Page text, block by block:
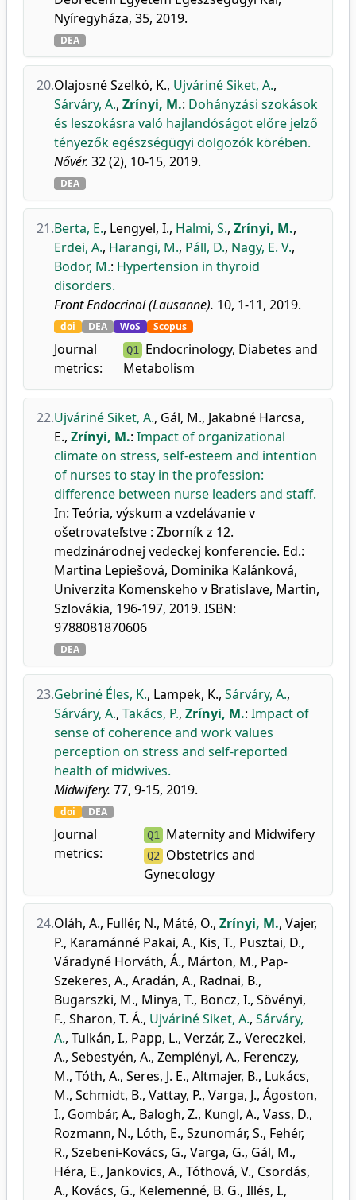
Nyíregyháza, 35, 2019.
DEA
20.Olajosné Szelkó, K., Ujváriné Siket, A.,
Sárváry, A., Zrínyi, M.: Dohányzási szokások
és leszokásra való hajlandóságot előre jelző
tényezők egészségügyi dolgozók körében.
Nővér. 32 (2), 10-15, 2019.
DEA
21.Berta, E., Lengyel, I., Halmi, S., Zrínyi, M.,
Erdei, A., Harangi, M., Páll, D., Nagy, E. V.,
Bodor, M.: Hypertension in thyroid
disorders.
Front Endocrinol (Lausanne). 10, 1-11, 2019.
doi DEA WoS Scopus
Journal
metrics:
Q1 Endocrinology, Diabetes and
Metabolism
22.Ujváriné Siket, A., Gál, M., Jakabné Harcsa,
E., Zrínyi, M.: Impact of organizational
climate on stress, self-esteem and intention
of nurses to stay in the profession:
difference between nurse leaders and staff.
In: Teória, výskum a vzdelávanie v
ošetrovateľstve : Zborník z 12.
medzinárodnej vedeckej konferencie. Ed.:
Martina Lepiešová, Dominika Kalánková,
Univerzita Komenskeho v Bratislave, Martin,
Szlovákia, 196-197, 2019. ISBN:
9788081870606
DEA
23.Gebriné Éles, K., Lampek, K., Sárváry, A.,
Sárváry, A., Takács, P., Zrínyi, M.: Impact of
sense of coherence and work values
perception on stress and self-reported
health of midwives.
Midwifery. 77, 9-15, 2019.
doi DEA
Journal
metrics:
Q1 Maternity and Midwifery
Q2 Obstetrics and
Gynecology
24.Oláh, A., Fullér, N., Máté, O., Zrínyi, M., Vajer,
P., Karamánné Pakai, A., Kis, T., Pusztai, D.,
Váradyné Horváth, Á., Márton, M., Pap-
Szekeres, A., Aradán, A., Radnai, B.,
Bugarszki, M., Minya, T., Boncz, I., Sövényi,
F., Sharon, T. Á., Ujváriné Siket, A., Sárváry,
A., Tulkán, I., Papp, L., Verzár, Z., Vereczkei,
A., Sebestyén, A., Zemplényi, A., Ferenczy,
M., Tóth, A., Seres, J. E., Altmajer, B., Lukács,
M., Schmidt, B., Vattay, P., Varga, J., Ágoston,
I., Gombár, A., Balogh, Z., Kungl, A., Vass, D.,
Rozmann, N., Lóth, E., Szunomár, S., Fehér,
R., Szebeni-Kovács, G., Varga, G., Gál, M.,
Héra, E., Jankovics, A., Tóthová, V., Csordás,
A., Kovács, G., Kelemenné, B. G., Illés, I.,